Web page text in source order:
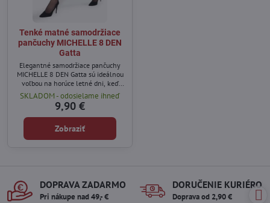
Tenké matné samodržiace
pančuchy MICHELLE 8 DEN
Gatta
Elegantné samodržiace pančuchy
MICHELLE 8 DEN Gatta sú ideálnou
voľbou na horúce letné dni, keď
chcete dosiahnuť prirodzený a
upravený vzhľad nôh.
SKLADOM - odosielame ihneď
9,90 €
Zobraziť
DOPRAVA ZADARMO
Pri nákupe nad 49,- €
DORUČENIE KURIÉROM
Doprava od 2,90 €